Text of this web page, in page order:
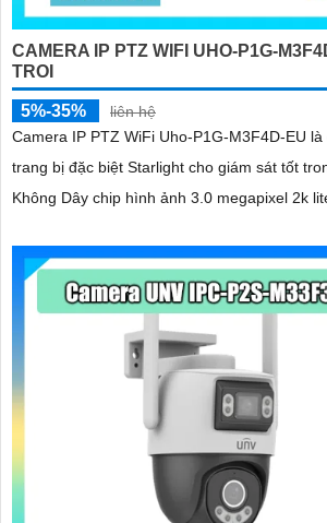
CAMERA IP PTZ WIFI UHO-P1G-
TROI
5%-35%
liên hệ
Camera IP PTZ WiFi Uho-P1G-M3F4D-EU
trang bị đặc biệt Starlight cho giám sát tốt
Không Dây chip hình ảnh 3.0 megapixel 2k